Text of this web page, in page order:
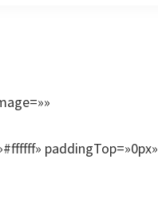
paddingTop=»0px»